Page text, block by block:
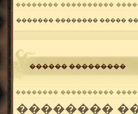
�������� ����������
������� �������� �����
������ ���������
�������� ����������
��������